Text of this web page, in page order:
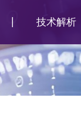
技术解析